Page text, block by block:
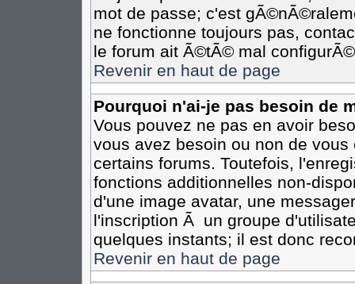
mot de passe; c'est
ne fonctionne toujours pas,
le forum ait Ã©tÃ© mal
Revenir en haut de page
Pourquoi n'ai-je pas besoin de
Vous pouvez ne pas en avoir
vous avez besoin ou non de
certains forums. Toutefois,
fonctions additionnelles non-
d'une image avatar, une
l'inscription Ã un groupe
quelques instants; il est donc
Revenir en haut de page